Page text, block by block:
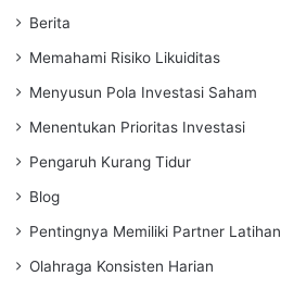
Berita
Memahami Risiko Likuiditas
Menyusun Pola Investasi Saham
Menentukan Prioritas Investasi
Pengaruh Kurang Tidur
Blog
Pentingnya Memiliki Partner Latihan
Olahraga Konsisten Harian